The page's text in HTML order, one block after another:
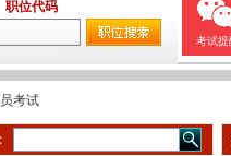
职位代码
考试提
考试